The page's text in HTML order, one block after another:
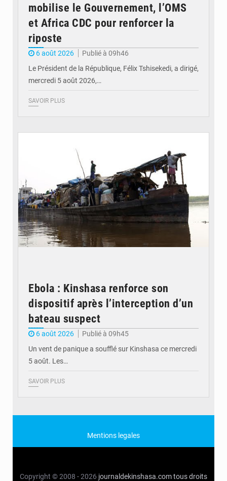
mobilise le Gouvernement, l’OMS
et Africa CDC pour renforcer la
riposte
6 août 2026
Publié à 09h46
Le Président de la République, Félix Tshisekedi, a dirigé,
mercredi 5 août 2026,…
SAVOIR PLUS
Ebola : Kinshasa renforce son
dispositif après l’interception d’un
bateau suspect
6 août 2026
Publié à 09h45
Un vent de panique a soufflé sur Kinshasa ce mercredi
5 août. Les…
SAVOIR PLUS
Mentions legales
Copyright © 2008 - 2026 journaldekinshasa.comtous droits